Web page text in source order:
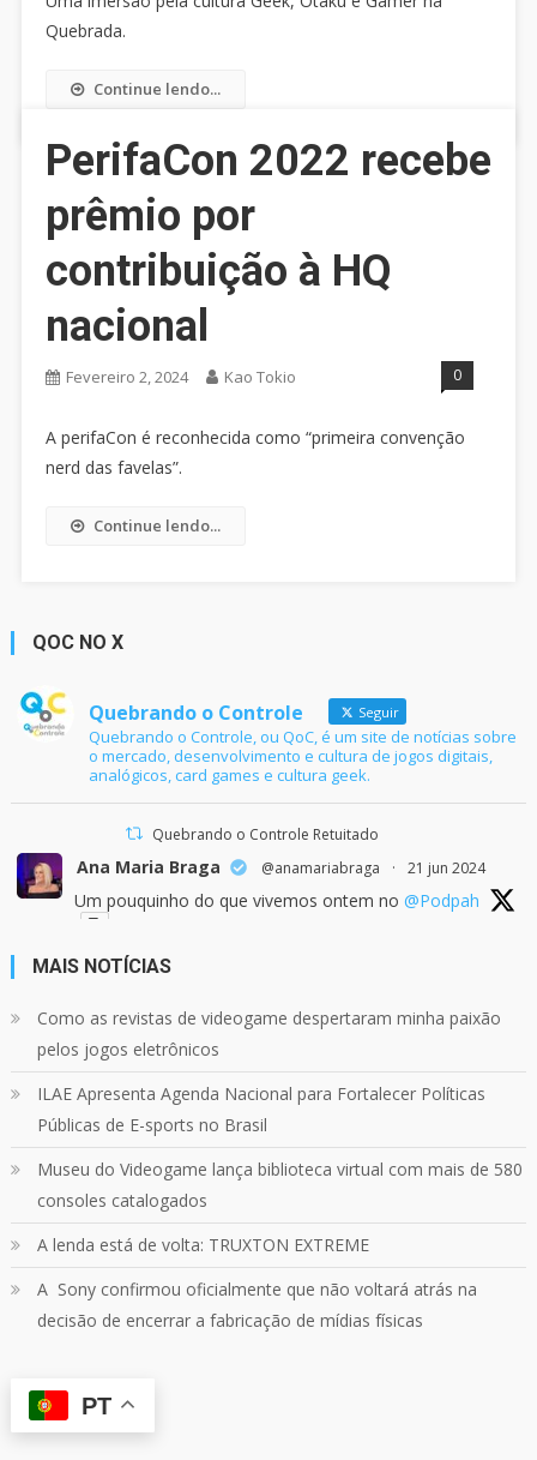
Quebrada.
Continue lendo...
PerifaCon 2022 recebe
prêmio por
contribuição à HQ
nacional
Fevereiro 2, 2024 Kao Tokio 0
A perifaCon é reconhecida como “primeira convenção
nerd das favelas”.
Continue lendo...
QOC NO X
Quebrando o Controle Seguir
Quebrando o Controle, ou QoC, é um site de notícias sobre
o mercado, desenvolvimento e cultura de jogos digitais,
analógicos, card games e cultura geek.
Quebrando o Controle Retuitado
Ana Maria Braga @anamariabraga · 21 jun 2024
Um pouquinho do que vivemos ontem no @Podpah
Quebrando o Controle
Confira em nosso site o mais recente REVIEW de
Skull & Bones.
Mais em:
https://buff.ly/3yPhDN2
Carregar mais
MAIS NOTÍCIAS
Como as revistas de videogame despertaram minha paixão
pelos jogos eletrônicos
ILAE Apresenta Agenda Nacional para Fortalecer Políticas
Públicas de E-sports no Brasil
Museu do Videogame lança biblioteca virtual com mais de 580
consoles catalogados
A lenda está de volta: TRUXTON EXTREME
A Sony confirmou oficialmente que não voltará atrás na
decisão de encerrar a fabricação de mídias físicas
PT